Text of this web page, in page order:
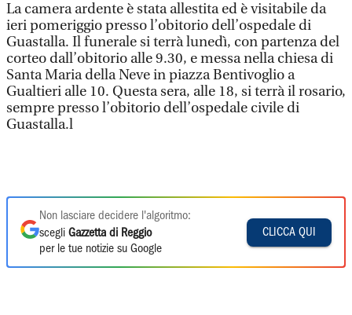
La camera ardente è stata allestita ed è visitabile da
ieri pomeriggio presso l’obitorio dell’ospedale di
Guastalla. Il funerale si terrà lunedì, con partenza del
corteo dall’obitorio alle 9.30, e messa nella chiesa di
Santa Maria della Neve in piazza Bentivoglio a
Gualtieri alle 10. Questa sera, alle 18, si terrà il rosario,
sempre presso l’obitorio dell’ospedale civile di
Guastalla.l
Non lasciare decidere l'algoritmo:
scegli Gazzetta di Reggio
per le tue notizie su Google
CLICCA QUI